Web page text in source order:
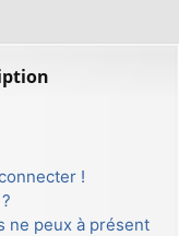
!
ne peux à présent